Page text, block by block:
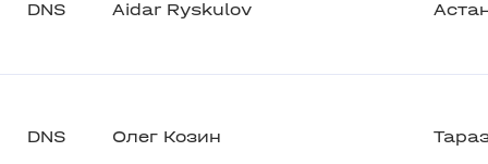
DNS Aidar Ryskulov
DNS Олег Козин